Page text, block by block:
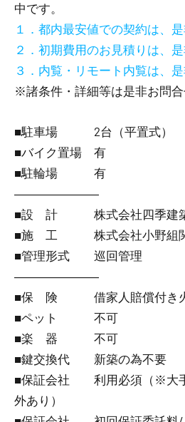
中です。
１．都内最安値での契約は、
２．初期費用のお見積りは、
３．内覧・リモート内覧は、
※諸条件・詳細等は是非お問合
■駐車場 2台（平置式）
■バイク置場 有
■駐輪場 有
―――――――
■設 計 株式会社四季建築
■施 工 株式会社小野組
■管理形式 巡回管理
―――――――
■保 険 借家人賠償付き火
■ペット 不可
■楽 器 不可
■鍵交換代 新築の為不要
■保証会社 利用必須（※大手
外あり）